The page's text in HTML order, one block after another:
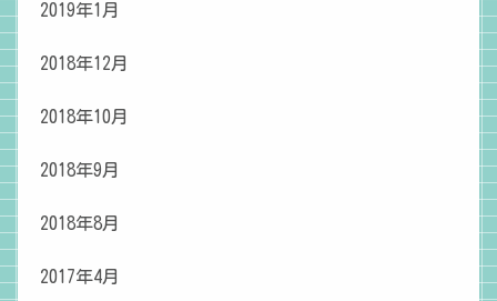
2019年1月
2018年12月
2018年10月
2018年9月
2018年8月
2017年4月